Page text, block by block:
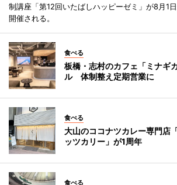
制講座「第12回いたばしハッピーゼミ」が8月1
開催される。
食べる
板橋・志村のカフェ「ミナギ
ル 体制整え定期営業に
食べる
大山のココナツカレー専門店
ッツカリー」が1周年
食べる